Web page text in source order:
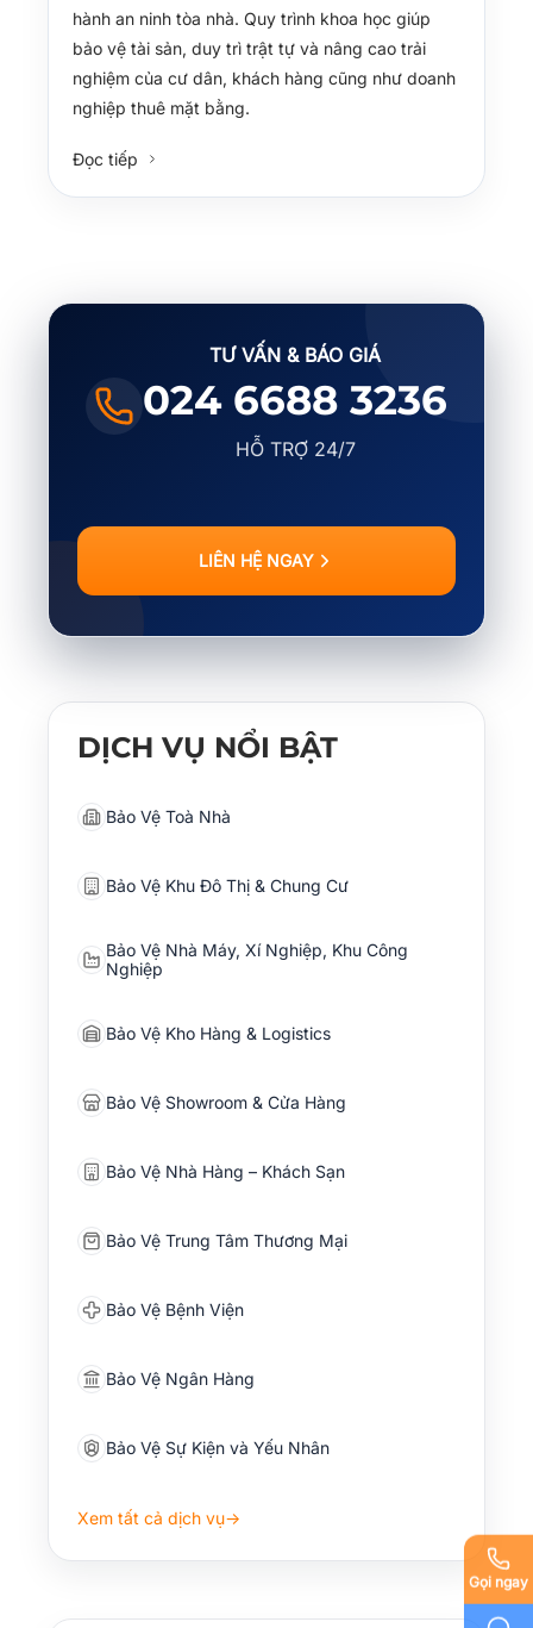
Gọi ngay
hành an ninh tòa nhà. Quy trình khoa học giúp
bảo vệ tài sản, duy trì trật tự và nâng cao trải
nghiệm của cư dân, khách hàng cũng như doanh
nghiệp thuê mặt bằng.
Đọc tiếp
TƯ VẤN & BÁO GIÁ
024 6688 3236
HỖ TRỢ 24/7
LIÊN HỆ NGAY
DỊCH VỤ NỔI BẬT
Bảo Vệ Toà Nhà
Bảo Vệ Khu Đô Thị & Chung Cư
Bảo Vệ Nhà Máy, Xí Nghiệp, Khu Công
Nghiệp
Bảo Vệ Kho Hàng & Logistics
Bảo Vệ Showroom & Cửa Hàng
Bảo Vệ Nhà Hàng – Khách Sạn
Bảo Vệ Trung Tâm Thương Mại
Bảo Vệ Bệnh Viện
Bảo Vệ Ngân Hàng
Bảo Vệ Sự Kiện và Yếu Nhân
Xem tất cả dịch vụ→